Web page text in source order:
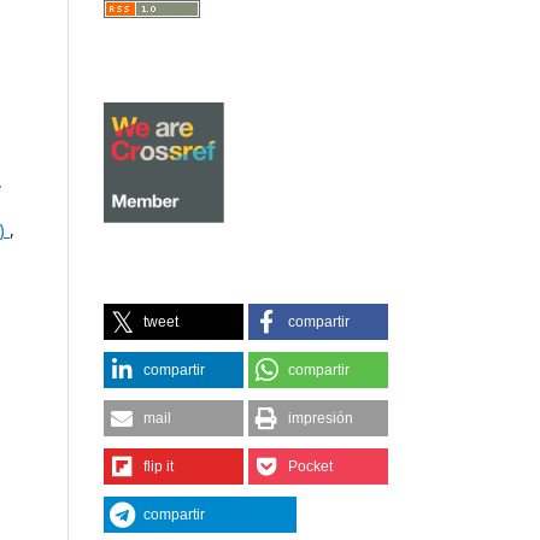
,
,
tweet compartir
compartir compartir
mail impresión
flip it Pocket
compartir